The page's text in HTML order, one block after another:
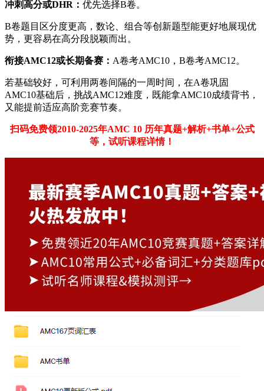
冲刺高分或DHR： 优先选择B卷。
B卷题目区分度更高，数论、组合等创新题型能更好地展现优
势，更容易在高分段脱颖而出。
衔接AMC12或长期备赛： A卷考AMC10，B卷考AMC12。
若基础较好，可利用两卷间隔的一周时间，在A卷巩固
AMC10基础后，挑战AMC12难度，既能拿AMC10成绩背书，
又能提前适应高阶竞赛节奏。
扫码免费领2010-2025年AMC 10 历年真题+解析+书单+公式
等，试听课程详情！